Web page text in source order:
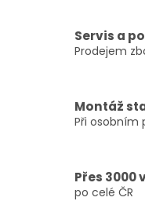
Servis a
Prodejem
Montáž
Při osobním
Přes
po celé ČR